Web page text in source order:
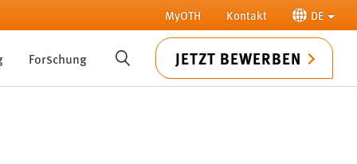
MyOTH Kontakt DE
Forschung SUCHE JETZT BEWERBEN